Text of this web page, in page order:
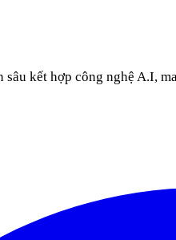
kết hợp công nghệ A.I,